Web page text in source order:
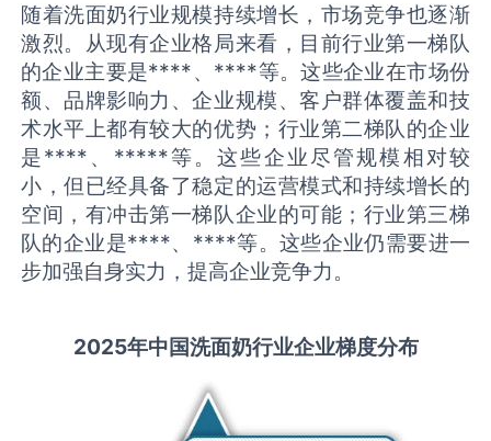
随着洗面奶行业规模持续增长，市场竞争也逐渐
激烈。从现有企业格局来看，目前行业第一梯队
的企业主要是****、****等。这些企业在市场份
额、品牌影响力、企业规模、客户群体覆盖和技
术水平上都有较大的优势；行业第二梯队的企业
是****、*****等。这些企业尽管规模相对较
小，但已经具备了稳定的运营模式和持续增长的
空间，有冲击第一梯队企业的可能；行业第三梯
队的企业是****、****等。这些企业仍需要进一
步加强自身实力，提高企业竞争力。
2025年中国洗面奶行业企业梯度分布